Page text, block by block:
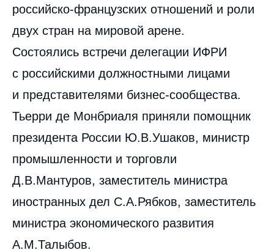
российско-французских отношений и роли
двух стран на мировой арене.
Состоялись встречи делегации ИФРИ
с российскими должностными лицами
и представителями бизнес-сообщества.
Тьерри де Монбриаля приняли помощник
президента России Ю.В.Ушаков, министр
промышленности и торговли
Д.В.Мантуров, заместитель министра
иностранных дел С.А.Рябков, заместитель
министра экономического развития
А.М.Талыбов.